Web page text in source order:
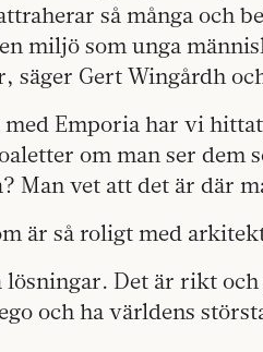
så många och
miljö som unga
säger Gert Wingårdh
med Emporia har vi
om man ser dem
Man vet att det är där
är så roligt med
lösningar. Det är rikt
och ha världens